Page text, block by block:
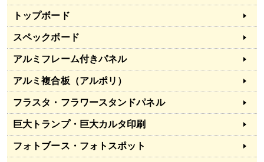
トップボード
スペックボード
アルミフレーム付きパネル
アルミ複合板（アルポリ）
フラスタ・フラワースタンドパネル
巨大トランプ・巨大カルタ印刷
フォトブース・フォトスポット